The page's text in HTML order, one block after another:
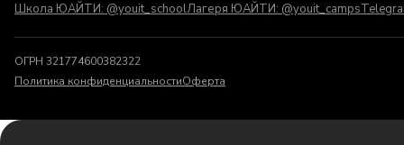
Школа ЮАЙТИ: @youit_schoolЛагеря ЮАЙТИ: @youit_camps
ОГРН 321774600382322
Политика конфиденциальностиОферта